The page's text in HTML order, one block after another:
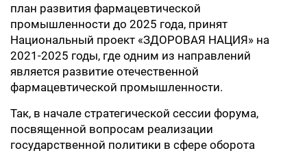
план развития фармацевтической
промышленности до 2025 года, принят
Национальный проект «ЗДОРОВАЯ НАЦИЯ» на
2021-2025 годы, где одним из направлений
является развитие отечественной
фармацевтической промышленности.
Так, в начале стратегической сессии форума,
посвященной вопросам реализации
государственной политики в сфере оборота